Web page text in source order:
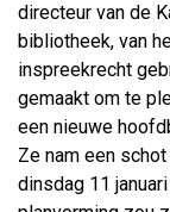
directeur van de
bibliotheek, van
inspreekrecht
gemaakt om te
een nieuwe
Ze nam een
dinsdag 11